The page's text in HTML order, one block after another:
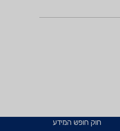
חוק חופש המידע